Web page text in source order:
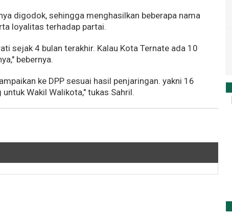
digodok, sehingga menghasilkan beberapa nama
loyalitas terhadap partai.
sejak 4 bulan terakhir. Kalau Kota Ternate ada 10
bebernya.
ke DPP sesuai hasil penjaringan. yakni 16
Wakil Walikota," tukas Sahril.